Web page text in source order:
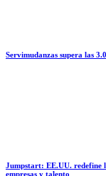
Servimudanzas supera las
Jumpstart: EE.UU. redefine
empresas y talento